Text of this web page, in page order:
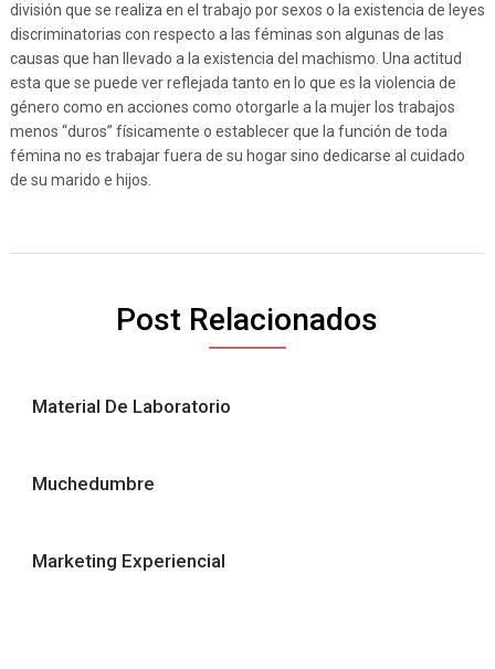
división que se realiza en el trabajo por sexos o la existencia de leyes
discriminatorias con respecto a las féminas son algunas de las
causas que han llevado a la existencia del machismo. Una actitud
esta que se puede ver reflejada tanto en lo que es la violencia de
género como en acciones como otorgarle a la mujer los trabajos
menos “duros” físicamente o establecer que la función de toda
fémina no es trabajar fuera de su hogar sino dedicarse al cuidado
de su marido e hijos.
Post Relacionados
Material De Laboratorio
Muchedumbre
Marketing Experiencial